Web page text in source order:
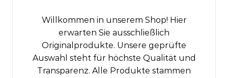
Willkommen in unserem Shop! Hier
erwarten Sie ausschließlich
Originalprodukte. Unsere geprüfte
Auswahl steht für höchste Qualität und
Transparenz. Alle Produkte stammen